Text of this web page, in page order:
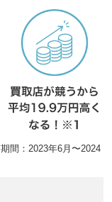
間：2023年6月〜2024